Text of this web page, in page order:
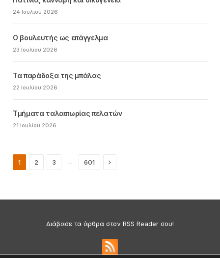
24 Ιουλίου 2026
Ο βουλευτής ως επάγγελμα
23 Ιουλίου 2026
Τα παράδοξα της μπάλας
22 Ιουλίου 2026
Τμήματα ταλαιπωρίας πελατών
21 Ιουλίου 2026
1 2 3 … 601 Next
Διάβασε τα άρθρα στον RSS Reader σου!